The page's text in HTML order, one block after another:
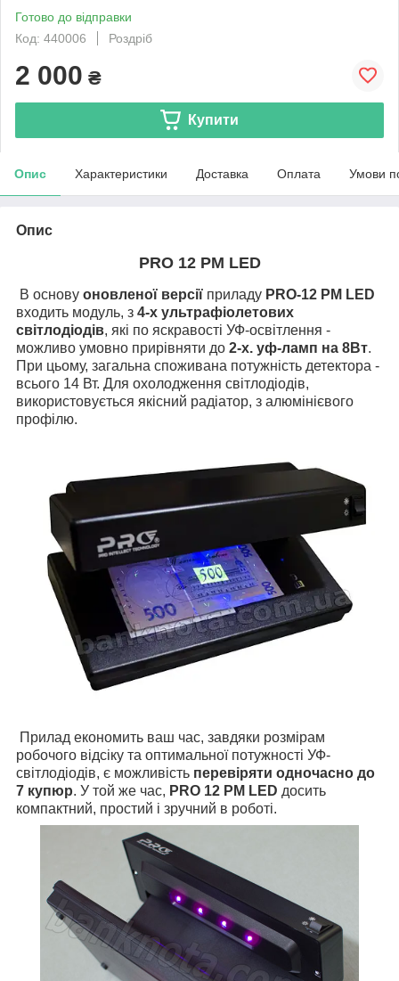
Готово до відправки
Код: 440006
Роздріб
2 000 ₴
Купити
Опис Характеристики Доставка Оплата Умови
Опис
PRO 12 PM LED
В основу оновленої версії приладу PRO-12 PM LED
входить модуль, з 4-х ультрафіолетових
світлодіодів, які по яскравості УФ-освітлення -
можливо умовно прирівняти до 2-х. уф-ламп на 8Вт.
При цьому, загальна споживана потужність детектора -
всього 14 Вт. Для охолодження світлодіодів,
використовується якісний радіатор, з алюмінієвого
профілю.
Прилад економить ваш час, завдяки розмірам
робочого відсіку та оптимальної потужності УФ-
світлодіодів, є можливість перевіряти одночасно до
7 купюр. У той же час, PRO 12 PM LED досить
компактний, простий і зручний в роботі.